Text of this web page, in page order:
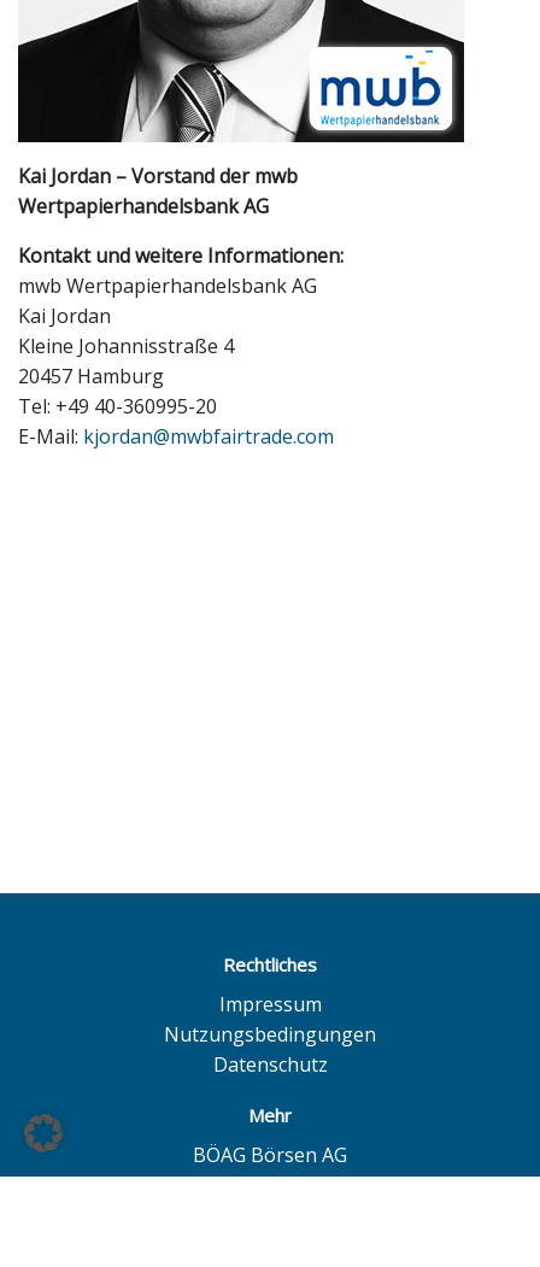
Kai Jordan – Vorstand der mwb
Wertpapierhandelsbank AG
Kontakt und weitere Informationen:
mwb Wertpapierhandelsbank AG
Kai Jordan
Kleine Johannisstraße 4
20457 Hamburg
Tel: +49 40-360995-20
E-Mail: kjordan@mwbfairtrade.com
Rechtliches
Impressum
Nutzungsbedingungen
Datenschutz
Mehr
BÖAG Börsen AG
Börse Hamburg